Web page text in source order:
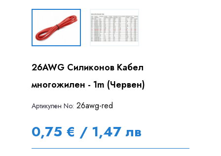
26AWG Силиконов Кабел
многожилен - 1m (Червен)
Артикулен Nо: 26awg-red
0,75 € / 1,47 лв